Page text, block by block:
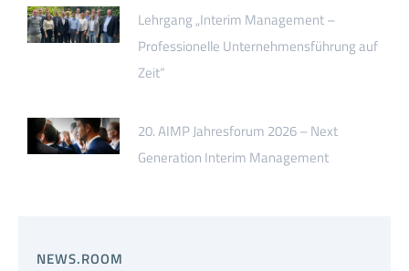
Lehrgang „Interim Management –
Professionelle Unternehmensführung auf
Zeit“
20. AIMP Jahresforum 2026 – Next
Generation Interim Management
NEWS.ROOM